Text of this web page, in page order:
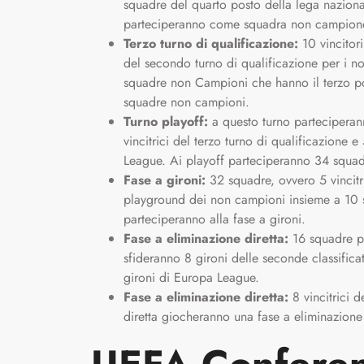
squadre del quarto posto della lega
parteciperanno come squadra non
Terzo turno di qualificazione: 10
del secondo turno di qualificazione per i
squadre non Campioni che hanno il terzo
squadre non campioni.
Turno playoff: a questo turno
vincitrici del terzo turno di qualificazione
League. Ai playoff parteciperanno 34
Fase a gironi: 32 squadre, ovvero 5
playground dei non campioni insieme a
parteciperanno alla fase a gironi.
Fase a eliminazione diretta: 16 squadre
sfideranno 8 gironi delle seconde
gironi di Europa League.
Fase a eliminazione diretta: 8 vincitrici
diretta giocheranno una fase a